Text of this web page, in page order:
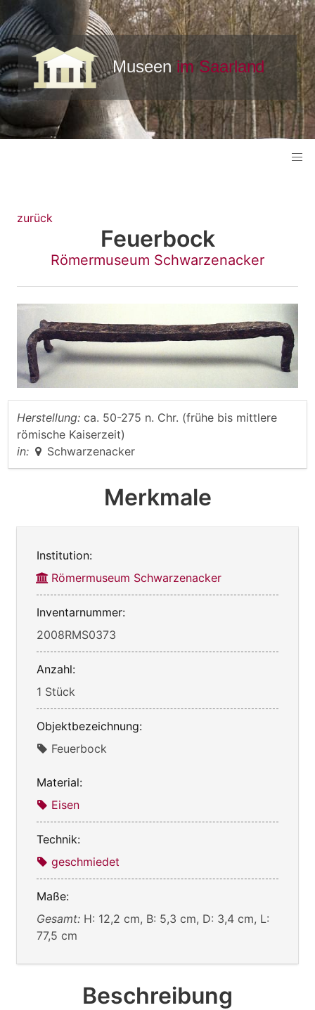
zurück
Feuerbock
Römermuseum Schwarzenacker
Herstellung: ca. 50-275 n. Chr. (frühe bis mittlere
römische Kaiserzeit)
in:
Schwarzenacker
Merkmale
Institution:
Römermuseum Schwarzenacker
Inventarnummer:
2008RMS0373
Anzahl:
1 Stück
Objektbezeichnung:
Feuerbock
Material:
Eisen
Technik:
geschmiedet
Maße:
Gesamt: H: 12,2 cm, B: 5,3 cm, D: 3,4 cm, L:
77,5 cm
Beschreibung